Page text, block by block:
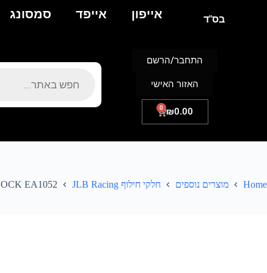
אייפון אייפד סמסונג בס"ד
₪0.00
0
התחבר/הרשם
האזור האישי
Home מוצרים נוספים חלקי חילוף JLB Racing EA1052